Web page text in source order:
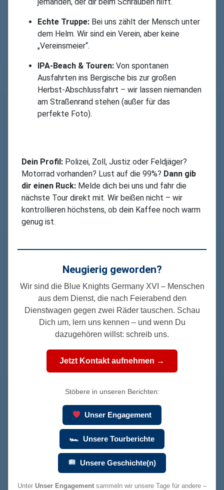
Echte Truppe: Bei uns zählt der Mensch unter
dem Helm. Wir sind ein Verein, aber keine
„Vereinsmeier“.
IPA-Beach & Touren: Von spontanen
Ausfahrten ins Bergische bis zur großen
Herbst-Abschlussfahrt – wir lassen niemanden
am Straßenrand stehen (außer für das
perfekte Foto).
Dein Profil: Polizei, Zoll, Justiz oder Feldjäger?
Motorrad vorhanden? Lust auf die 99%? Dann gib
dir einen Ruck: Melde dich bei uns und fahr die
nächste Tour direkt mit. Wir beißen nicht – wir
kontrollieren höchstens, ob dein Kaffee noch warm
genug ist.
Neugierig geworden?
Wir sind die Blue Knights Germany XVI – Menschen
aus dem Dienst, die nach Feierabend den
Dienstwagen gegen zwei Räder tauschen. Schau
Dich um, lern uns kennen – und wenn Du
dazugehören willst: schreib uns.
Jetzt Kontakt aufnehmen →
Stöbere in unseren Berichten:
Unser Engagement
🏎 Unsere Tourberichte
Unsere Geschichte(n)
Unter Unser Engagement sammeln wir unsere Tage für andere –